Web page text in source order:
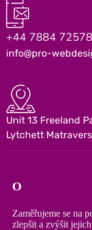
+44 7884
info@pro-
Unit 13 Freeland
Lytchett
O
Zaměřujeme se na
zlepšit a zvýšit